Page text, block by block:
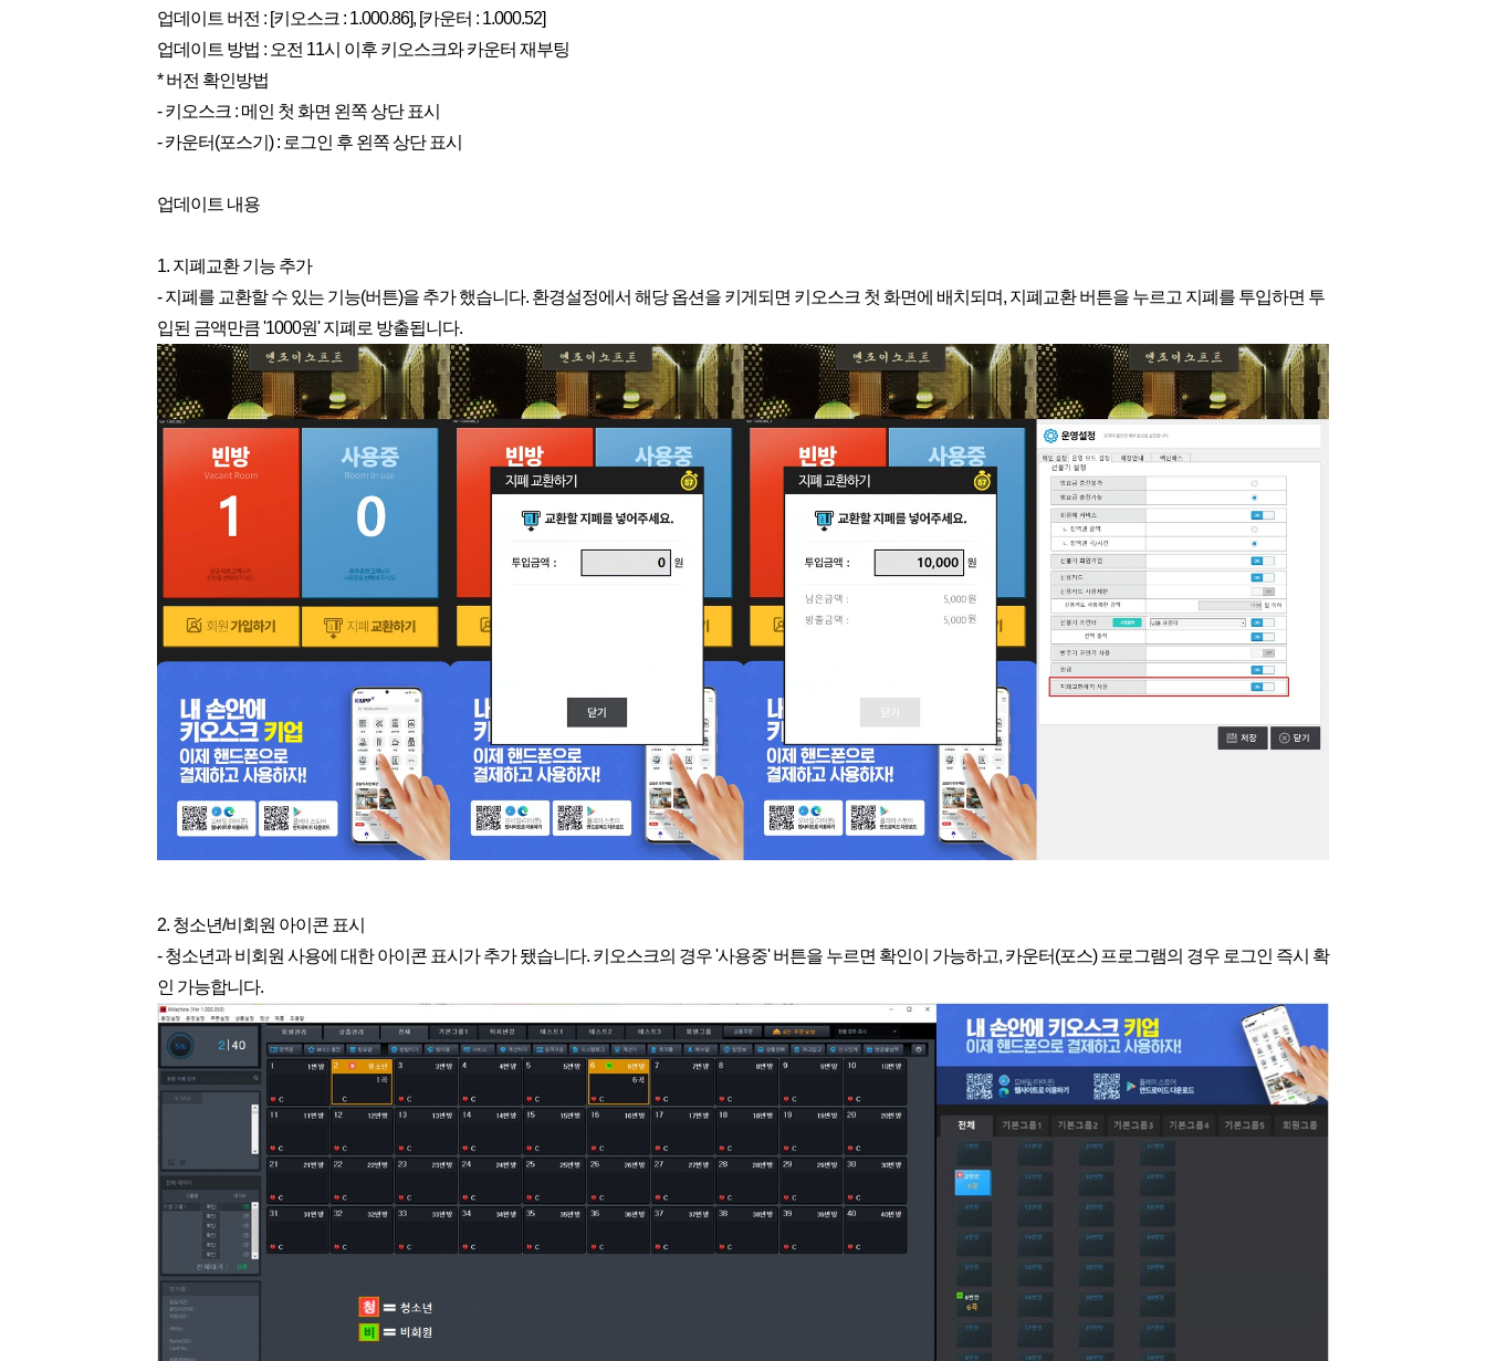
업데이트 버전 : [키오스크 : 1.000.86], [카운터 : 1.000.52]
업데이트 방법 : 오전 11시 이후 키오스크와 카운터 재부팅
* 버전 확인방법
- 키오스크 : 메인 첫 화면 왼쪽 상단 표시
- 카운터(포스기) : 로그인 후 왼쪽 상단 표시
업데이트 내용
1. 지폐교환 기능 추가
- 지폐를 교환할 수 있는 기능(버튼)을 추가 했습니다. 환경설정에서 해당 옵션을 키게되면 키오스크 첫 화면에 배치되며, 지폐교환 버튼을 누르고 지폐를 투입하면 투
입된 금액만큼 '1000원' 지폐로 방출됩니다.
2. 청소년/비회원 아이콘 표시
- 청소년과 비회원 사용에 대한 아이콘 표시가 추가 됐습니다. 키오스크의 경우 '사용중' 버튼을 누르면 확인이 가능하고, 카운터(포스) 프로그램의 경우 로그인 즉시 확
인 가능합니다.